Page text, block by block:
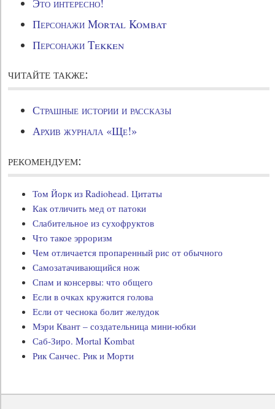
Персонажи Mortal Kombat
Персонажи Tekken
читайте также:
Страшные истории и рассказы
Архив журнала «Ще!»
рекомендуем:
Том Йорк из Radiohead. Цитаты
Как отличить мед от патоки
Слабительное из сухофруктов
Что такое эрроризм
Чем отличается пропаренный рис от обычного
Самозатачивающийся нож
Спам и консервы: что общего
Если в очках кружится голова
Если от чеснока болит желудок
Мэри Квант – создательница мини-юбки
Саб-Зиро. Mortal Kombat
Рик Санчес. Рик и Морти